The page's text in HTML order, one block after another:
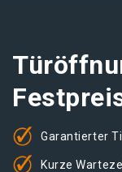
Garantierter
Kurze